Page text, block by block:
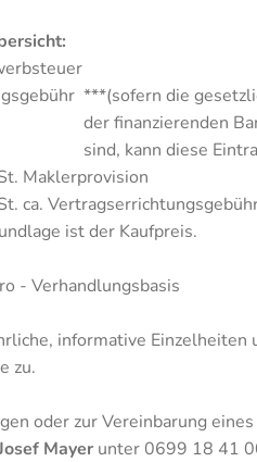
***(sofern die
Bank und
diese
Maklerprovision
ca.
ist der Kaufpreis.
- Verhandlungsbasis
informative
zu.
oder zur Vereinbarung
Mayer unter 0699 18 41